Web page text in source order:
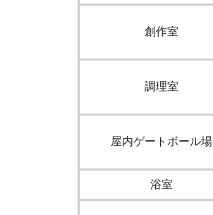
創作室
調理室
屋内ゲートボール場
浴室